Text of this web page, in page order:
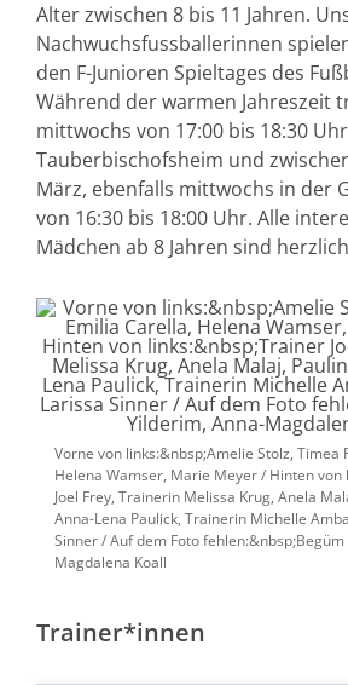
Alter zwischen 8 bis 11 Jahren.
Nachwuchsfussballerinnen
den F-Junioren Spieltages des
Während der warmen Jahreszeit
mittwochs von 17:00 bis 18:30
Tauberbischofsheim und
März, ebenfalls mittwochs in der
von 16:30 bis 18:00 Uhr. Alle
Mädchen ab 8 Jahren sind
Vorne von links:&nbsp;Amelie Stolz, Timea
Helena Wamser, Marie Meyer / Hinten
Joel Frey, Trainerin Melissa Krug, Anela
Anna-Lena Paulick, Trainerin Michelle
Sinner / Auf dem Foto
Magdalena Koall
Trainer*innen